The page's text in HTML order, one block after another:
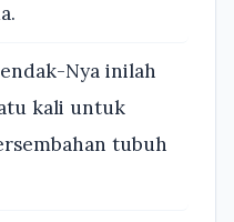
Nya inilah
kali untuk
tubuh